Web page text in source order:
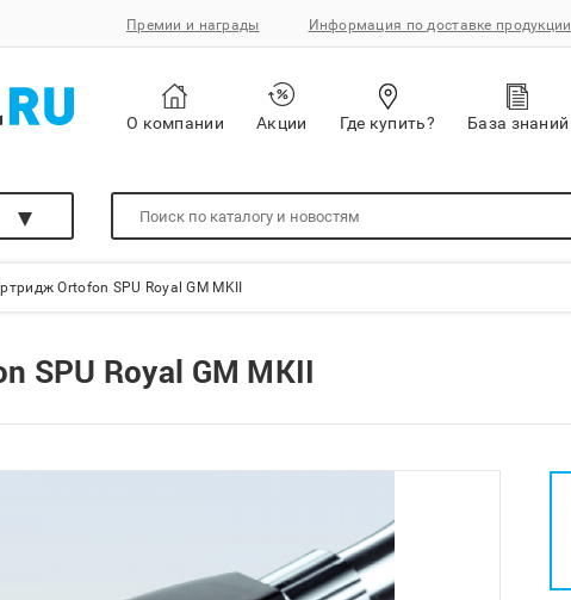
Премии и награды Информация по доставке продукции
О компании Акции Где купить? База знаний
Ortofon SPU Royal GM MKII
SPU Royal GM MKII